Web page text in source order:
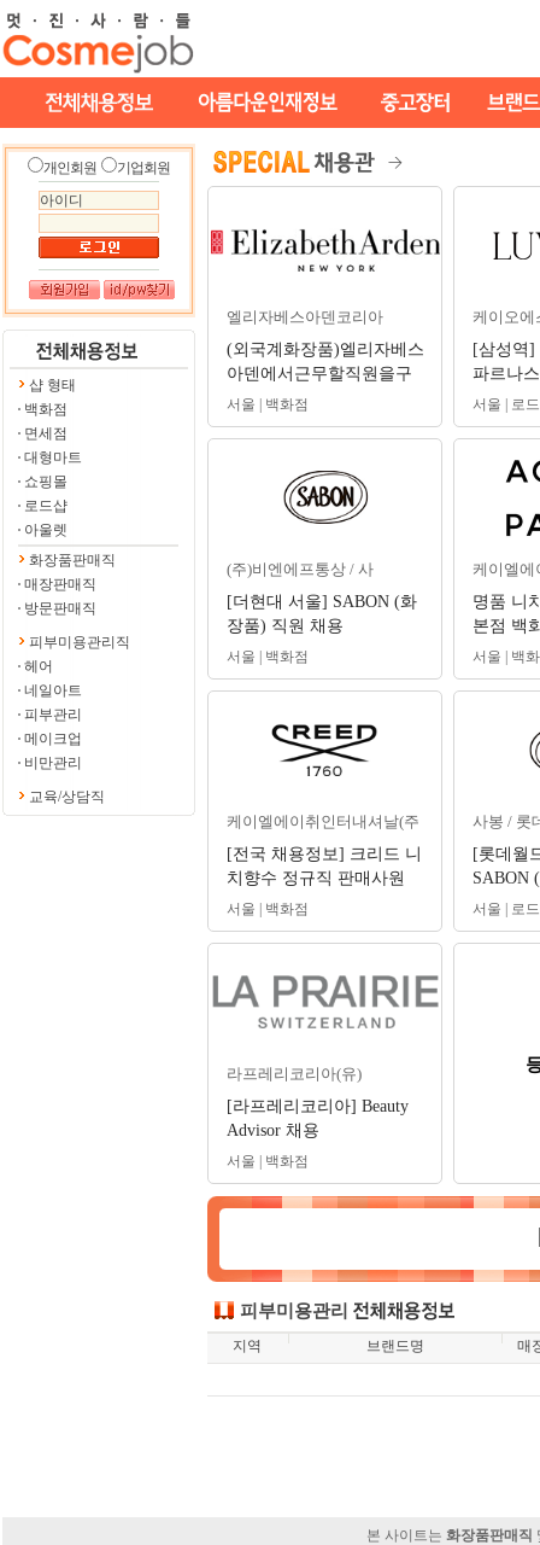
개인회원 기업회원
샵 형태
백화점
면세점
대형마트
쇼핑몰
로드샵
아울렛
화장품판매직
매장판매직
방문판매직
피부미용관리직
헤어
네일아트
피부관리
메이크업
비만관리
교육/상담직
엘리자베스아덴코리아
(외국계화장품)엘리자베스
아덴에서근무할직원을구
인합니다.
서울 | 백화점
케이오에
[삼성역]
파르나
매니저
서울 | 로
(주)비엔에프통상 / 사
[더현대 서울] SABON (화
장품) 직원 채용
서울 | 백화점
케이엘에
명품 니
본점 백
쿠아 디
서울 | 백
케이엘에이취인터내셔날(주
[전국 채용정보] 크리드 니
치향수 정규직 판매사원
(신입/경력) 채용 #뷰티카
운셀러
서울 | 백화점
사봉 / 롯
[롯데월
SABON
원 채용
서울 | 로
라프레리코리아(유)
[라프레리코리아] Beauty
Advisor 채용
서울 | 백화점
피부미용관리
지역 브랜드명 매
본 사이트는 화장품판매직